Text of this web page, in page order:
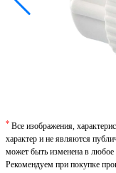
* Все изображения,
характер и не являются
может быть изменена в любое
Рекомендуем при покупке